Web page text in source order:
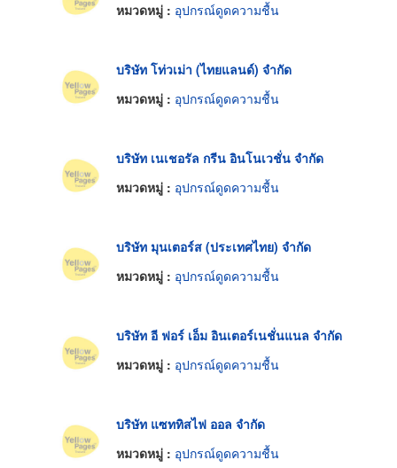
หมวดหมู่ : อุปกรณ์ดูดความชื้น
บริษัท โท่วเม่า (ไทยแลนด์) จำกัด
หมวดหมู่ : อุปกรณ์ดูดความชื้น
บริษัท เนเชอรัล กรีน อินโนเวชั่น จำกัด
หมวดหมู่ : อุปกรณ์ดูดความชื้น
บริษัท มุนเตอร์ส (ประเทศไทย) จำกัด
หมวดหมู่ : อุปกรณ์ดูดความชื้น
บริษัท อี ฟอร์ เอ็ม อินเตอร์เนชั่นแนล จำกัด
หมวดหมู่ : อุปกรณ์ดูดความชื้น
บริษัท แซททิสไฟ ออล จำกัด
หมวดหมู่ : อุปกรณ์ดูดความชื้น